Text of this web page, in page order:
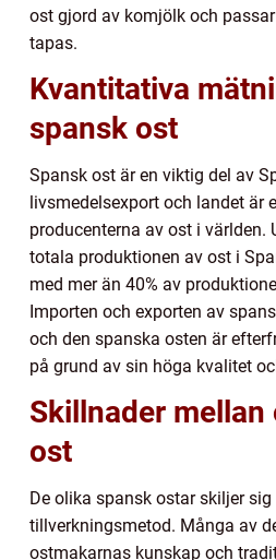
ost gjord av komjölk och
tapas.
Kvantitativa
spansk ost
Spansk ost är en viktig del av
livsmedelsexport och landet är
producenterna av ost i världen.
totala produktionen av ost i
med mer än 40% av
Importen och exporten av
och den spanska osten är
på grund av sin höga kvalitet
Skillnader
ost
De olika spansk ostar skiljer
tillverkningsmetod. Många av
ostmakarnas kunskap och